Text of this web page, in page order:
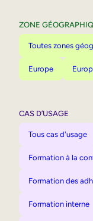
ZONE
Toutes zones
Europe
CAS D’USAGE
Tous cas d'usage
Formation à la
Formation des
Formation interne